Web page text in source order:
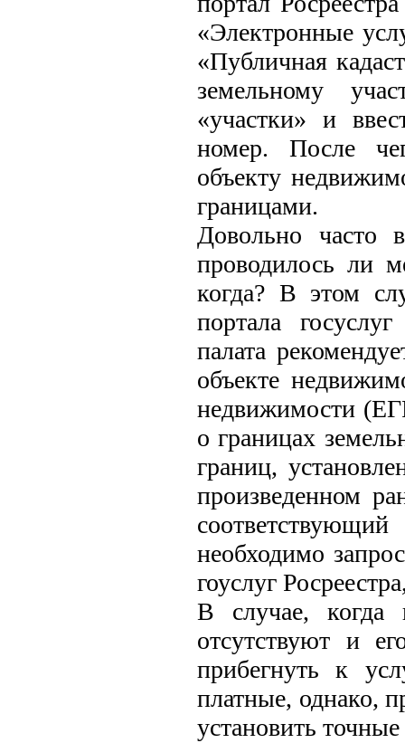
«Электронные
«Публичная
земельному
«участки» и
номер. После
объекту
границами.
Довольно часто
проводилось ли
когда? В этом
портала
палата
объекте
недвижимости
о границах
границ,
произведенном
необходимо
гоуслуг
В случае, когда
отсутствуют и
прибегнуть к
платные, однако,
установить